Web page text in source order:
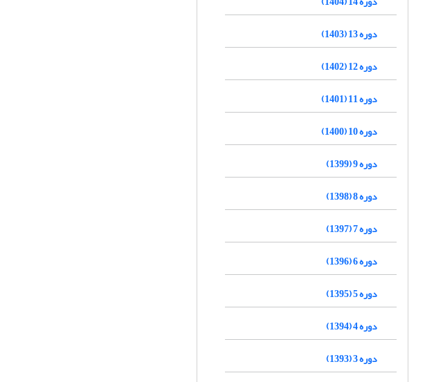
دوره 13 (1403)
دوره 12 (1402)
دوره 11 (1401)
دوره 10 (1400)
دوره 9 (1399)
دوره 8 (1398)
دوره 7 (1397)
دوره 6 (1396)
دوره 5 (1395)
دوره 4 (1394)
دوره 3 (1393)